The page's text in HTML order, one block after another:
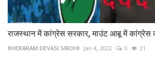
राजस्थान में कांग्रेस सरकार, माउंट आबू में कांग्रेस
BHERARAM DEVASI SIROHI Jan 4, 2022 0 21